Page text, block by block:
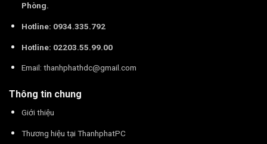
Phòng.
Hotline: 0934.335.792
Hotline: 02203.55.99.00
Email: thanhphathdc@gmail.com
Thông tin chung
Giới thiệu
Thương hiệu tại ThanhphatPC